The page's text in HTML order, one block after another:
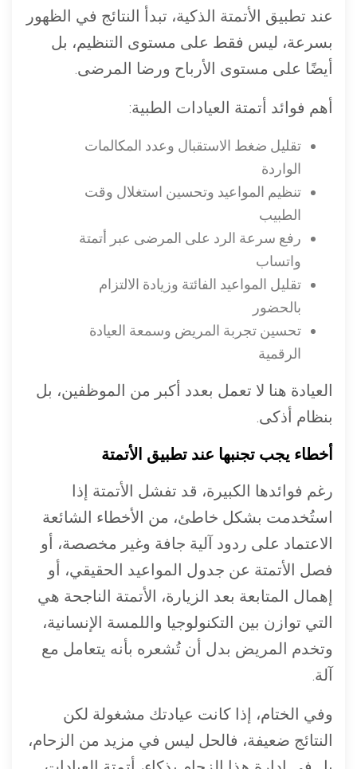
عند تطبيق الأتمتة الذكية، تبدأ النتائج في الظهور
بسرعة، ليس فقط على مستوى التنظيم، بل
أيضًا على مستوى الأرباح ورضا المرضى.
أهم فوائد أتمتة العيادات الطبية:
تقليل ضغط الاستقبال وعدد المكالمات
الواردة
تنظيم المواعيد وتحسين استغلال وقت
الطبيب
رفع سرعة الرد على المرضى عبر أتمتة
واتساب
تقليل المواعيد الفائتة وزيادة الالتزام
بالحضور
تحسين تجربة المريض وسمعة العيادة
الرقمية
العيادة هنا لا تعمل بعدد أكبر من الموظفين، بل
بنظام أذكى.
أخطاء يجب تجنبها عند تطبيق الأتمتة
رغم فوائدها الكبيرة، قد تفشل الأتمتة إذا
استُخدمت بشكل خاطئ، من الأخطاء الشائعة
الاعتماد على ردود آلية جافة وغير مخصصة، أو
فصل الأتمتة عن جدول المواعيد الحقيقي، أو
إهمال المتابعة بعد الزيارة، الأتمتة الناجحة هي
التي توازن بين التكنولوجيا واللمسة الإنسانية،
وتخدم المريض بدل أن تُشعره بأنه يتعامل مع
آلة.
وفي الختام، إذا كانت عيادتك مشغولة لكن
النتائج ضعيفة، فالحل ليس في مزيد من الزحام،